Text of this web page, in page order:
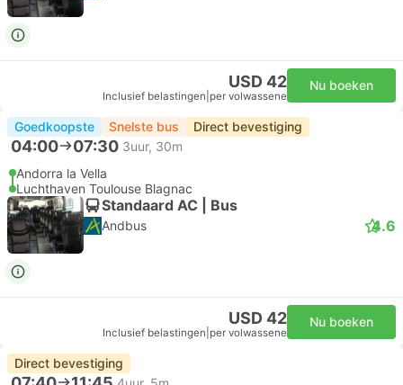
USD 42
Inclusief belastingen per volwassene
Nu boeken
Goedkoopste Snelste bus Direct bevestiging
04:00 07:30 3uur, 30m
Andorra la Vella
Luchthaven Toulouse Blagnac
Standaard AC | Bus
Andbus 4.6
USD 42
Inclusief belastingen per volwassene
Nu boeken
Direct bevestiging